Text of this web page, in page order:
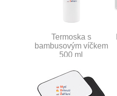
Termoska s
bambusovým víčkem
500 ml